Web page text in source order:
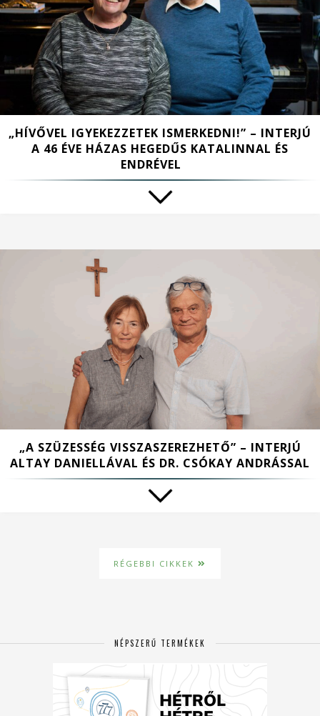
„HÍVŐVEL IGYEKEZZETEK ISMERKEDNI!” – INTERJÚ
A 46 ÉVE HÁZAS HEGEDŰS KATALINNAL ÉS
ENDRÉVEL
„A SZÜZESSÉG VISSZASZEREZHETŐ” – INTERJÚ
ALTAY DANIELLÁVAL ÉS DR. CSÓKAY ANDRÁSSAL
RÉGEBBI CIKKEK
NÉPSZERŰ TERMÉKEK